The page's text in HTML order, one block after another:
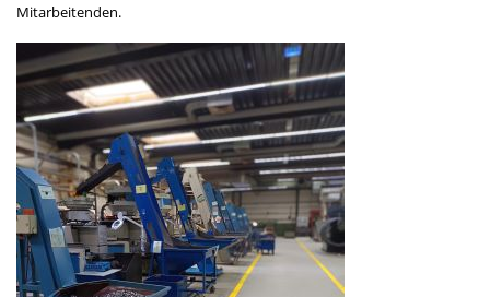
Mitarbeitenden.